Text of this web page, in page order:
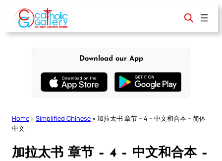
content
Download our App
Home » Simplified Chinese » 加拉太书 章节 – 4 – 中文和合本 – 简体
中文
加拉太书 章节 – 4 – 中文和合本 –